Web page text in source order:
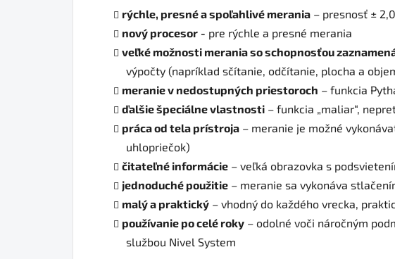
rýchle, presné a spoľahlivé merania – presnosť ±
nový procesor - pre rýchle a presné merania
veľké možnosti merania so schopnosťou
výpočty (napríklad sčítanie, odčítanie, plocha a
meranie v nedostupných priestoroch – funkcia
ďalšie špeciálne vlastnosti – funkcia „maliar“,
práca od tela prístroja – meranie je možné
uhlopriečok)
čitateľné informácie – veľká obrazovka s
jednoduché použitie – meranie sa vykonáva
malý a praktický – vhodný do každého vrecka,
používanie po celé roky – odolné voči náročným
službou Nivel System